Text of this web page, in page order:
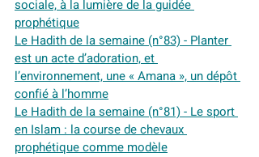
sociale, à la lumière de la guidée
prophétique
Le Hadith de la semaine (n°83) - Planter
est un acte d’adoration, et
l’environnement, une « Amana », un dépôt
confié à l’homme
Le Hadith de la semaine (n°81) - Le sport
en Islam : la course de chevaux
prophétique comme modèle